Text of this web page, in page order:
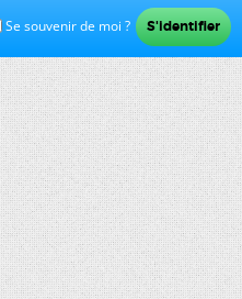
Se souvenir de moi ?